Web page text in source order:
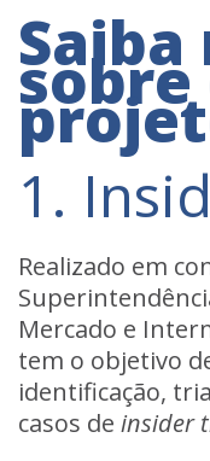
Saiba
sobre
1.
Realizado em
Mercado e
tem o objetivo
identificação,
casos de insider